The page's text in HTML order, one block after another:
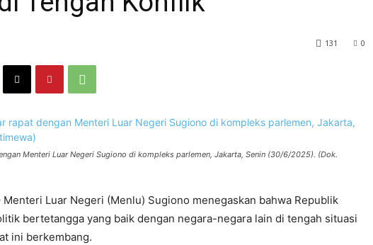
0
131
Menteri Luar Negeri Sugiono di kompleks parlemen, Jakarta, Senin (30/6/2025). (Dok.
Menteri Luar Negeri (Menlu) Sugiono menegaskan bahwa Republik
bertetangga yang baik dengan negara-negara lain di tengah situasi
ini berkembang.